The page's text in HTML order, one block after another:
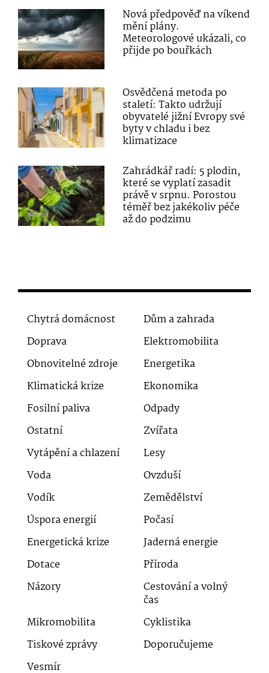
Nová předpověď na víkend
mění plány.
Meteorologové ukázali, co
přijde po bouřkách
Osvědčená metoda po
staletí: Takto udržují
obyvatelé jižní Evropy své
byty v chladu i bez
klimatizace
Zahrádkář radí: 5 plodin,
které se vyplatí zasadit
právě v srpnu. Porostou
téměř bez jakékoliv péče
až do podzimu
Chytrá domácnost
Dům a zahrada
Doprava
Elektromobilita
Obnovitelné zdroje
Energetika
Klimatická krize
Ekonomika
Fosilní paliva
Odpady
Ostatní
Zvířata
Vytápění a chlazení
Lesy
Voda
Ovzduší
Vodík
Zemědělství
Úspora energií
Počasí
Energetická krize
Jaderná energie
Dotace
Příroda
Názory
Cestování a volný
čas
Mikromobilita
Cyklistika
Tiskové zprávy
Doporučujeme
Vesmír